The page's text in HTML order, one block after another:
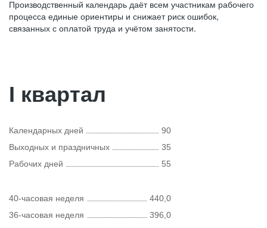
Производственный календарь даёт всем участникам рабочего
процесса единые ориентиры и снижает риск ошибок,
связанных с оплатой труда и учётом занятости.
I квартал
Календарных дней
90
Выходных и праздничных
35
Рабочих дней
55
40-часовая неделя
440,0
36-часовая неделя
396,0